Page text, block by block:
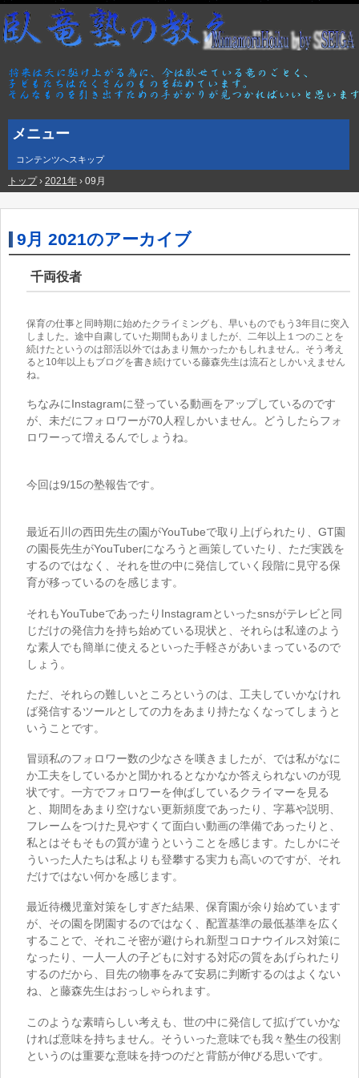
メニュー
コンテンツへスキップ
トップ › 2021年 › 09月
9月 2021のアーカイブ
千両役者
保育の仕事と同時期に始めたクライミングも、早いものでもう3年目に突入
しました。途中自粛していた期間もありましたが、二年以上１つのことを
続けたというのは部活以外ではあまり無かったかもしれません。そう考え
ると10年以上もブログを書き続けている藤森先生は流石としかいえません
ね。
ちなみにInstagramに登っている動画をアップしているのです
が、未だにフォロワーが70人程しかいません。どうしたらフォ
ロワーって増えるんでしょうね。
今回は9/15の塾報告です。
最近石川の西田先生の園がYouTubeで取り上げられたり、GT園
の園長先生がYouTuberになろうと画策していたり、ただ実践を
するのではなく、それを世の中に発信していく段階に見守る保
育が移っているのを感じます。
それもYouTubeであったりInstagramといったsnsがテレビと同
じだけの発信力を持ち始めている現状と、それらは私達のよう
な素人でも簡単に使えるといった手軽さがあいまっているので
しょう。
ただ、それらの難しいところというのは、工夫していかなけれ
ば発信するツールとしての力をあまり持たなくなってしまうと
いうことです。
冒頭私のフォロワー数の少なさを嘆きましたが、では私がなに
か工夫をしているかと聞かれるとなかなか答えられないのが現
状です。一方でフォロワーを伸ばしているクライマーを見る
と、期間をあまり空けない更新頻度であったり、字幕や説明、
フレームをつけた見やすくて面白い動画の準備であったりと、
私とはそもそもの質が違うということを感じます。たしかにそ
ういった人たちは私よりも登攀する実力も高いのですが、それ
だけではない何かを感じます。
最近待機児童対策をしすぎた結果、保育園が余り始めています
が、その園を閉園するのではなく、配置基準の最低基準を広く
することで、それこそ密が避けられ新型コロナウイルス対策に
なったり、一人一人の子どもに対する対応の質をあげられたり
するのだから、目先の物事をみて安易に判断するのはよくない
ね、と藤森先生はおっしゃられます。
このような素晴らしい考えも、世の中に発信して拡げていかな
ければ意味を持ちません。そういった意味でも我々塾生の役割
というのは重要な意味を持つのだと背筋が伸びる思いです。